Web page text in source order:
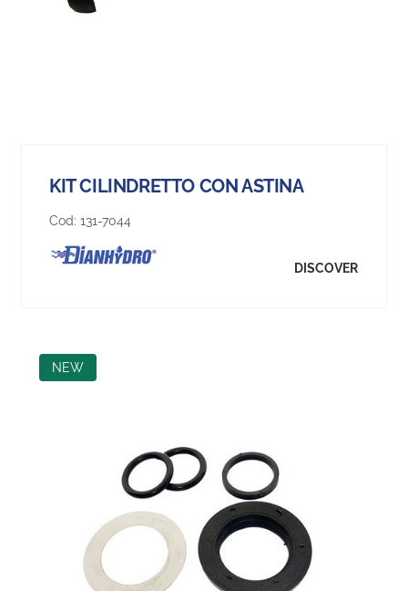
KIT CILINDRETTO CON ASTINA
Cod: 131-7044
DISCOVER
NEW